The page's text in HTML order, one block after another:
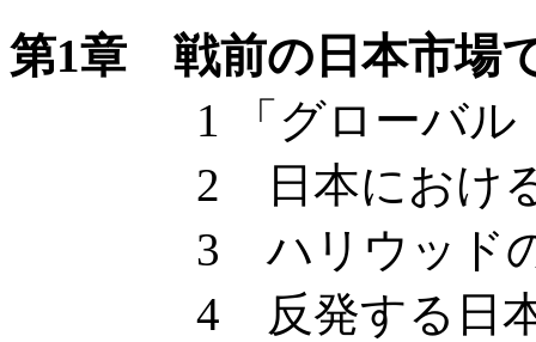
第1章 戦前の日本市場
1 「グローバル・
2 日本における
3 ハリウッドの
4 反発する日本